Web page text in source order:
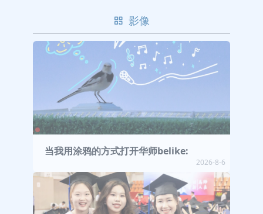
影像
当我用涂鸦的方式打开华师belike:
2026-8-6